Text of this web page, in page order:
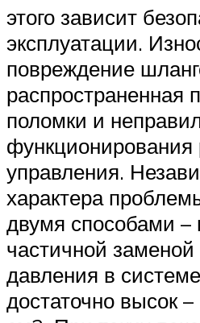
этого зависит
эксплуатации.
повреждение
распространенная
поломки и
функционирования
управления.
характера
двумя способами –
частичной
давления в
достаточно высок